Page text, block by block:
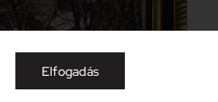
Elfogadás